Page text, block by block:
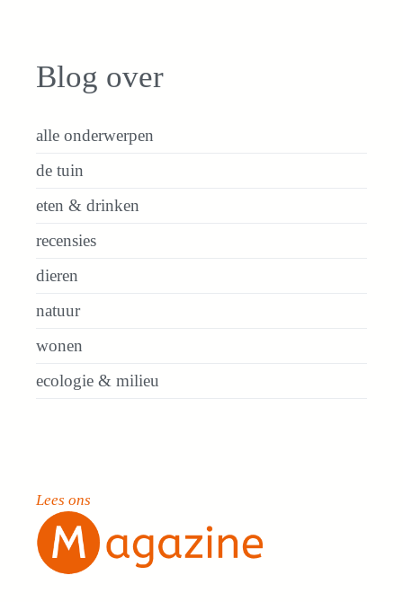
Blog over
alle onderwerpen
de tuin
eten & drinken
recensies
dieren
natuur
wonen
ecologie & milieu
Lees ons